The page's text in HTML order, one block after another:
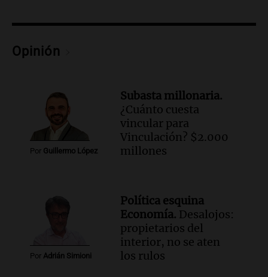
Ley de Emergencia Hídrica ante el
Episodios
Audio. Una mujer de 40 años muere en
un accidente en la Ruta 321 cerca de
García Fernández
Panorama Federal
billones de pesos y genera excedente de
liquidez de 4 billones
Panorama Federal
Audio.La lección del Titanic y la
Opinión
Por Guillermo López
Subasta millonaria.
¿Cuánto cuesta
vincular para
Vinculación? $2.000
millones
Por Adrián Simioni
Política esquina
Economía. Desalojos:
propietarios del
interior, no se aten
los rulos